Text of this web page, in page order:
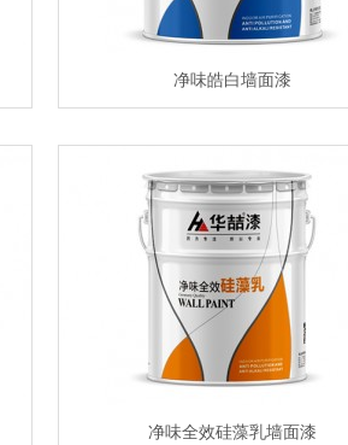
净味皓白墙面漆
净味全效硅藻乳墙面漆